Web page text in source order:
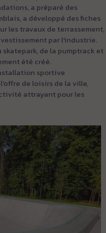
a préparé des
a développé des fiches
les travaux de terrassement,
par l'industrie.
de la pumptrack et
été créé.
sportive
de loisirs de la ville,
attrayant pour les